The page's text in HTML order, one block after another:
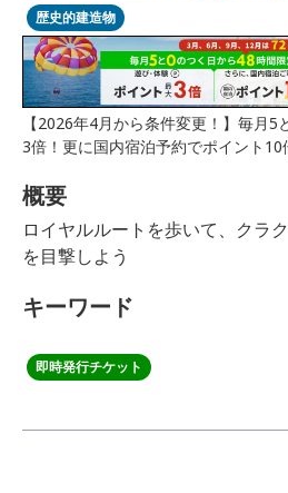
歴史的建造物
【2026年4月から条件変更！】毎月
3倍！更に国内宿泊予約でポイント10
概要
ロイヤルルートを歩いて、クラ
を目撃しよう
キーワード
即時発行チケット